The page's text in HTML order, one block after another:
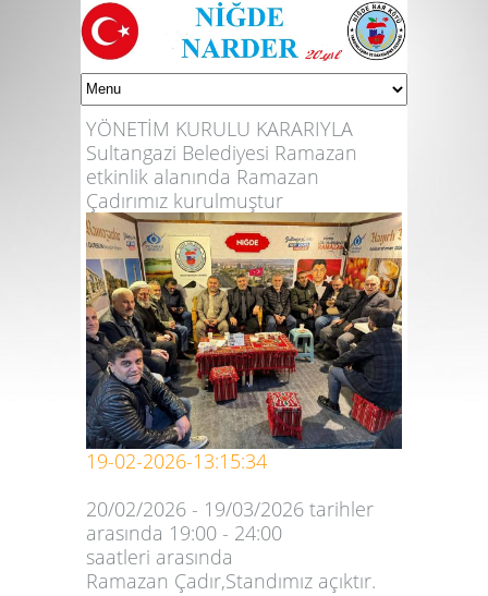
YÖNETİM KURULU KARARIYLA
Sultangazi Belediyesi Ramazan
etkinlik alanında Ramazan
Çadırımız kurulmuştur
19-02-2026-13:15:34
20/02/2026 - 19/03/2026 tarihler
arasında 19:00 - 24:00
saatleri arasında
Ramazan Çadır,Standımız açıktır.